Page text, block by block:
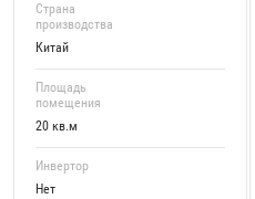
Страна
производства
Китай
Площадь
помещения
20 кв.м
Инвертор
Нет